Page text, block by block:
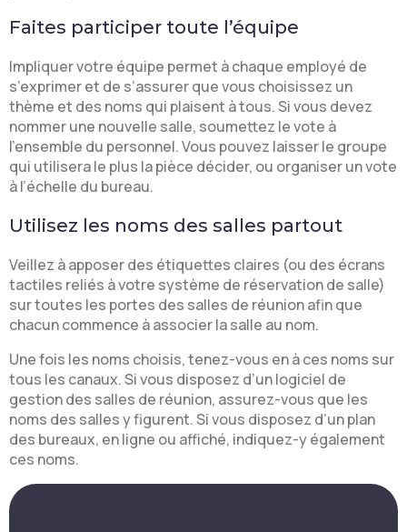
Faites participer toute l’équipe
Impliquer votre équipe permet à chaque employé de
s’exprimer et de s’assurer que vous choisissez un
thème et des noms qui plaisent à tous. Si vous devez
nommer une nouvelle salle, soumettez le vote à
l’ensemble du personnel. Vous pouvez laisser le groupe
qui utilisera le plus la pièce décider, ou organiser un vote
à l’échelle du bureau.
Utilisez les noms des salles partout
Veillez à apposer des étiquettes claires (ou des écrans
tactiles reliés à votre système de réservation de salle)
sur toutes les portes des salles de réunion afin que
chacun commence à associer la salle au nom.
Une fois les noms choisis, tenez-vous en à ces noms sur
tous les canaux. Si vous disposez d’un logiciel de
gestion des salles de réunion, assurez-vous que les
noms des salles y figurent. Si vous disposez d’un plan
des bureaux, en ligne ou affiché, indiquez-y également
ces noms.